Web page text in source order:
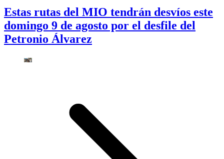
Estas rutas del MIO tendrán desvíos este
domingo 9 de agosto por el desfile del
Petronio Álvarez